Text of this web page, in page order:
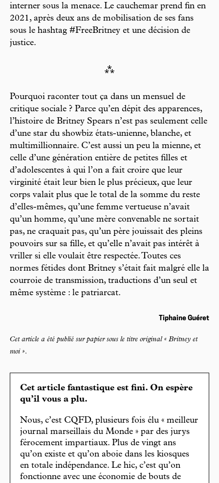
interner sous la menace. Le cauchemar prend fin en
2021, après deux ans de mobilisation de ses fans
sous le hashtag #FreeBritney et une décision de
justice.
⁂
Pourquoi raconter tout ça dans un mensuel de
critique sociale ? Parce qu’en dépit des apparences,
l’histoire de Britney Spears n’est pas seulement celle
d’une star du showbiz états-unienne, blanche, et
multimillionnaire. C’est aussi un peu la mienne, et
celle d’une génération entière de petites filles et
d’adolescentes à qui l’on a fait croire que leur
virginité était leur bien le plus précieux, que leur
corps valait plus que le total de la somme du reste
d’elles-mêmes, qu’une femme vertueuse n’avait
qu’un homme, qu’une mère convenable ne sortait
pas, ne craquait pas, qu’un père jouissait des pleins
pouvoirs sur sa fille, et qu’elle n’avait pas intérêt à
vriller si elle voulait être respectée. Toutes ces
normes fétides dont Britney s’était fait malgré elle la
courroie de transmission, traductions d’un seul et
même système : le patriarcat.
Tiphaine Guéret
Cet article a été publié sur papier sous le titre original « Britney et
moi ».
Cet article fantastique est fini. On espère
qu’il vous a plu.
Nous, c’est CQFD, plusieurs fois élu « meilleur
journal marseillais du Monde » par des jurys
férocement impartiaux. Plus de vingt ans
qu’on existe et qu’on aboie dans les kiosques
en totale indépendance. Le hic, c’est qu’on
fonctionne avec une économie de bouts de